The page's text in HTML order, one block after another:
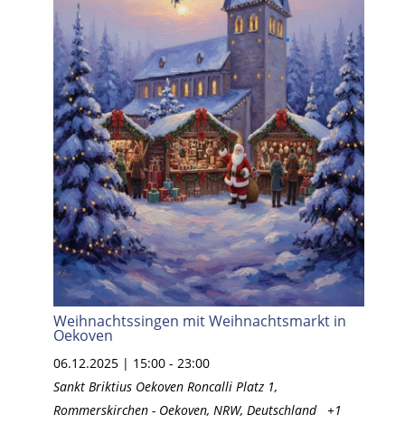
Weihnachtssingen mit Weihnachtsmarkt in
Oekoven
06.12.2025 | 15:00- 23:00
Sankt Briktius Oekoven Roncalli Platz 1,
Rommerskirchen - Oekoven, NRW, Deutschland +1